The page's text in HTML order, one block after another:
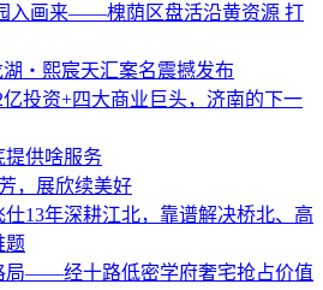
入画来——槐荫区盘活沿黄资源 打
・熙宸天汇案名震撼发布
亿投资+四大商业巨头，济南的下一
提供啥服务
，展欣续美好
13年深耕江北，靠谱解决桥北、高
题
局——经十路低密学府奢宅抢占价值